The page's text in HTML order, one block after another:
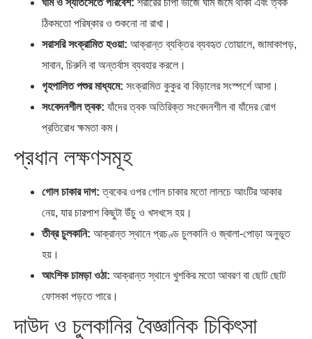
ঠিকমতো পরিষ্কার ও শুকনো না রাখা।
সরাসরি সংক্রামিত হওয়া: আক্রান্ত ব্যক্তির ব্যবহৃত তোয়ালে, জামাকাপড়,
সাবান, চিরুনি বা অন্তর্বাস ব্যবহার করলে।
গৃহপালিত পশুর মাধ্যমে: সংক্রামিত কুকুর বা বিড়ালের সংস্পর্শে আসা।
সংবেদনশীল ত্বক: যাঁদের ত্বক অতিরিক্ত সংবেদনশীল বা যাঁদের রোগ
প্রতিরোধ ক্ষমতা কম।
প্রধান লক্ষণসমূহ
গোল চাকার দাগ: ত্বকের ওপর গোল চাকার মতো লালচে আংটির আকার
নেয়, যার চারপাশ কিছুটা উঁচু ও খসখসে হয়।
তীব্র চুলকানি: আক্রান্ত স্থানে প্রচণ্ড চুলকানি ও জ্বালা-পোড়া অনুভূত
হয়।
আংশিক চামড়া ওঠা: আক্রান্ত স্থানে খুশকির মতো আবরণ বা ছোট ছোট
ফোসকা পড়তে পারে।
দাউদ ও চুলকানির বৈজ্ঞানিক চিকিৎসা